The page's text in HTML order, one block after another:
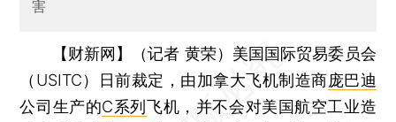
害
【财新网】（记者 黄荣） 美国国际贸易委员会
（USITC）日前裁定，由加拿大飞机制造商庞巴迪
公司生产的C系列飞机，并不会对美国航空工业造